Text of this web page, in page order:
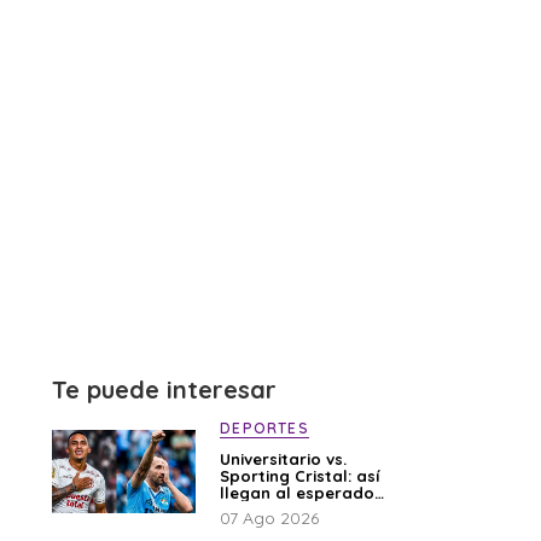
Te puede interesar
DEPORTES
Universitario vs.
Sporting Cristal: así
llegan al esperado
duelo
07 Ago 2026